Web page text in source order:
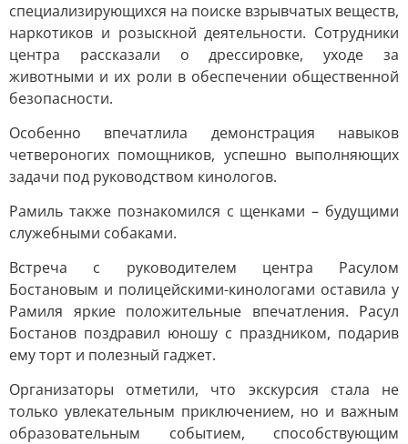
специализирующихся на поиске взрывчатых веществ,
наркотиков и розыскной деятельности. Сотрудники
центра рассказали о дрессировке, уходе за
животными и их роли в обеспечении общественной
безопасности.
Особенно впечатлила демонстрация навыков
четвероногих помощников, успешно выполняющих
задачи под руководством кинологов.
Рамиль также познакомился с щенками – будущими
служебными собаками.
Встреча с руководителем центра Расулом
Бостановым и полицейскими-кинологами оставила у
Рамиля яркие положительные впечатления. Расул
Бостанов поздравил юношу с праздником, подарив
ему торт и полезный гаджет.
Организаторы отметили, что экскурсия стала не
только увлекательным приключением, но и важным
образовательным событием, способствующим